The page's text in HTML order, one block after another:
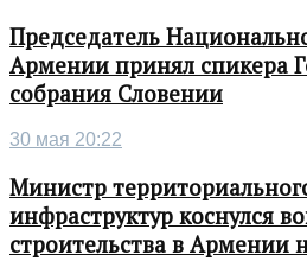
Председатель
Армении принял спикера
собрания Словении
30 мая 20:22
Министр
инфраструктур коснулся
строительства в Армении